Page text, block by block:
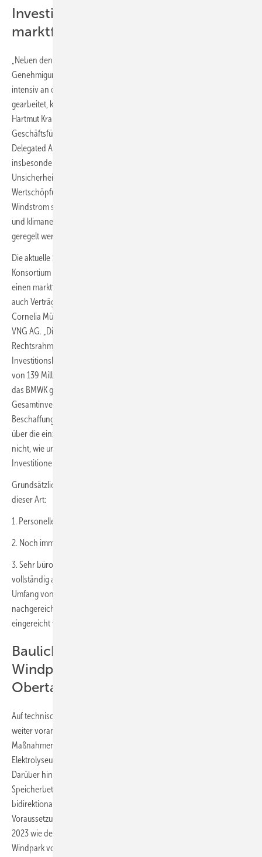
Investitionsunsicherheit verhindert
marktfähigen Preis
„Neben den technischen Entwicklungen für die
Genehmigungsverfahren haben wir in den vergangenen Monaten
intensiv an der Entwicklung eines wirtschaftlichen Geschäftsmodells
gearbeitet, können dies aber derzeit noch nicht abschließen“, sagt
Hartmut Krause als stellvertretender Projektleiter und zugleich
Geschäftsführer des DBI. Er betont: „Der fehlende finale Entwurf des
Delegated Act zur RED II und dessen Übersetzung in nationales Recht
insbesondere in der 37. und 38. BImSchV sorgen für viele
Unsicherheitsfaktoren. Wir haben damit keine Sicherheit, ob über die
Wertschöpfungsstufen hinweg der erzeugte und eingesetzte
Windstrom sowie unser Grüner Wasserstoff durchgehend als Grün
und klimaneutral eingestuft werden können – dies muss schnellstens
geregelt werden.“
Die aktuelle Situation im regulatorischen Bereich berge für das
Konsortium eine große Investitionsunsicherheit und hindere daran,
einen marktfähigen Preis für das Produkt zu benennen und somit
auch Verträge mit interessierten Kunden zu schließen,
Cornelia Müller Pagel, Projektleiterin und Leiterin Grüne Gase der
VNG AG. „Die zeitliche Verzögerung bei der Gestaltung des
Rechtsrahmens verschärft diese Situation für uns mit Blick auf die
Investitionskosten.“ Man sei ursprünglich von einer Gesamtinvestition
von 139 Millionen Euro ausgegangen – von denen 34 Millionen über
das BMWK gefördert werden. „Wir wissen bereits, dass diese
Gesamtinvestitionssumme nach oben korrigiert werden muss, da die
Beschaffungspreise täglich steigen. Als Konsortium sehen wir uns
über die einzelnen Partner hinweg unter diesen Umständen noch
nicht, wie ursprünglich geplant, in der Lage, diese erheblichen
Investitionen freizugeben.“
Grundsätzlich sieht das Konsortium folgende Hürde bei Verfahren
dieser Art:
1. Personelle Engpässe bei Behörden
2. Noch immer wenig Erfahrung mit Vorhaben dieser Art
3. Sehr bürokratisches Vorgehen – Antragsunterlagen mussten
vollständig als Druckexemplare eingereicht werden, was zu einem
Umfang von insgesamt 66 Ordner geführt hat und auch jedes
nachgereichte Dokument musste parallel als Druckexemplar
eingereicht werden.
Baulichen Standortvorbereitung für
Windpark, Elektrolyseur sowie die
Obertageanlage des Speichers
Auf technischer Seite treiben die Partner die Arbeiten im Projekt
weiter voran. So werden sie in den kommenden Monaten
Maßnahmen zur baulichen Standortvorbereitung für Windpark,
Elektrolyseur sowie die Obertageanlage des Speichers vorbereiten.
Darüber hinaus werden bis Mai kommenden Jahres für den
Speicherbetrieb das Sicherheitskonzept sowie ein Konzept zur
bidirektionalen Gasmengenmessung erstellt. Unter der
Voraussetzung, dass die notwendigen Investitionsentscheidungen
2023 wie derzeit vorgesehen getroffen werden können, werden der
Windpark voraussichtlich zum Jahreswechsel 2023/24 und der